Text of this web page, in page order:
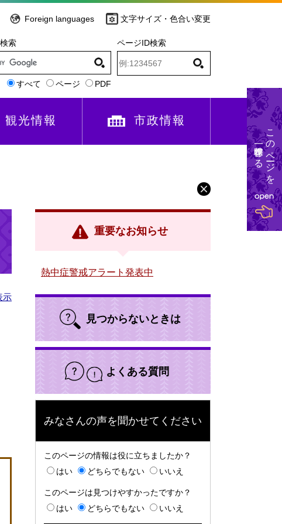
Foreign languages 文字サイズ・色合い変更
索
すべて ページ PDF
ページID検索
観光情報 市政情報
示
重要なお知らせ
熱中症警戒アラート発表中
見つからないときは
よくある質問
みなさんの声を聞かせてください
このページの情報は役に立ちましたか？
はい
どちらでもない いいえ
このページは見つけやすかったですか？
はい
どちらでもない いいえ
このページを
一時保存する